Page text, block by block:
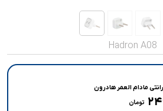
Hadron A08
مادام العمر هادرون